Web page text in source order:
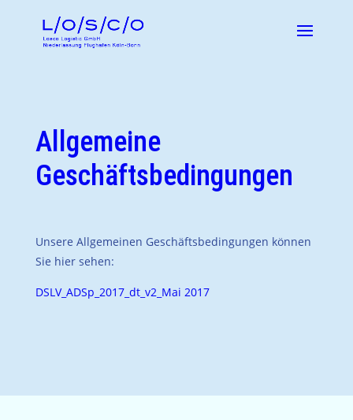
Allgemeine
Geschäftsbedingungen
Unsere Allgemeinen Geschäftsbedingungen können
Sie hier sehen:
DSLV_ADSp_2017_dt_v2_Mai 2017